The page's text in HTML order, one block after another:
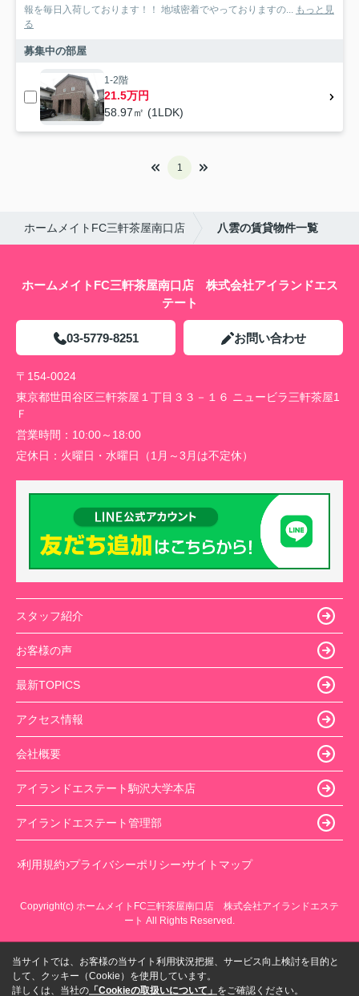
報を毎日入荷しております！！ 地域密着でやっておりますの... もっと見
る
募集中の部屋
1-2階
21.5万円
58.97㎡ (1LDK)
1
ホームメイトFC三軒茶屋南口店 八雲の賃貸物件一覧
ホームメイトFC三軒茶屋南口店 株式会社アイランドエス
テート
03-5779-8251 お問い合わせ
〒154-0024
東京都世田谷区三軒茶屋１丁目３３－１６ ニュービラ三軒茶屋1
Ｆ
営業時間： 10:00～18:00
定休日： 火曜日・水曜日（1月～3月は不定休）
スタッフ紹介
お客様の声
最新TOPICS
アクセス情報
会社概要
アイランドエステート駒沢大学本店
アイランドエステート管理部
利用規約 プライバシーポリシー サイトマップ
Copyright(c) ホームメイトFC三軒茶屋南口店 株式会社アイランドエステ
ート All Rights Reserved.
当サイトでは、お客様の当サイト利用状況把握、サービス向上検討を目的と
して、クッキー（Cookie）を使用しています。
詳しくは、当社の 「Cookieの取扱いについて」 をご確認ください。